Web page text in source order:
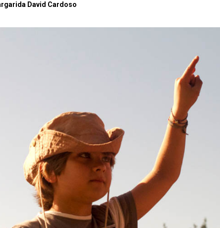
David Cardoso